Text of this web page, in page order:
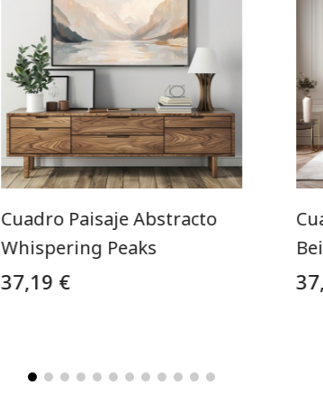
Cuadro Paisaje Abstracto
Whispering Peaks
37,19 €